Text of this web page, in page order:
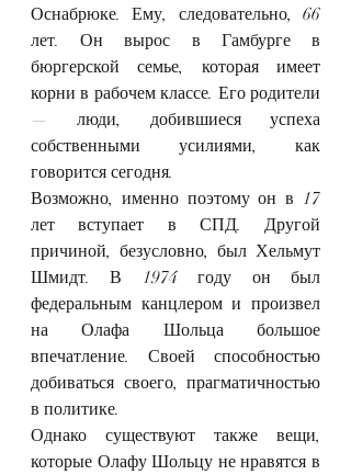
Оснабрюке. Ему, следовательно, 66
лет. Он вырос в Гамбурге в
бюргерской семье, которая имеет
корни в рабочем классе. Его родители
— люди, добившиеся успеха
собственными усилиями, как
говорится сегодня.
Возможно, именно поэтому он в 17
лет вступает в СПД. Другой
причиной, безусловно, был Хельмут
Шмидт. В 1974 году он был
федеральным канцлером и произвел
на Олафа Шольца большое
впечатление. Своей способностью
добиваться своего, прагматичностью
в политике.
Однако существуют также вещи,
которые Олафу Шольцу не нравятся в